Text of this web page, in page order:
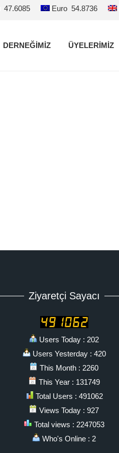
47.6085 Euro 54.8736
DERNEĞİMİZ ÜYELERİMİZ
Ziyaretçi Sayacı
Users Today : 202
Users Yesterday : 420
This Month : 2260
This Year : 131749
Total Users : 491062
Views Today : 927
Total views : 2247053
Who's Online : 2